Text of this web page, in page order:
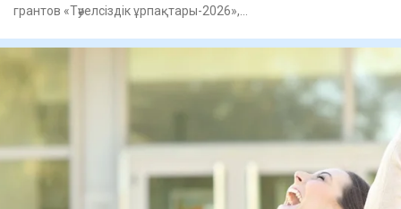
грантов «Тәуелсіздік ұрпақтары-2026»,